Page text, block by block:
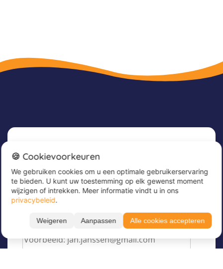
Nieuwsbrief
Meld u nu aan voor onze nieuwsbrief om
geweldige aanbiedingen te ontvangen en op de
hoogte te blijven!
Voer hier uw e-mailadres in*
🍪 Cookievoorkeuren
We gebruiken cookies om u een optimale gebruikerservaring
te bieden. U kunt uw toestemming op elk gewenst moment
wijzigen of intrekken. Meer informatie vindt u in ons
privacybeleid.
Weigeren Aanpassen Alle cookies accepteren